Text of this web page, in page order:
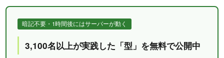
暗記不要・1時間後にはサーバーが動く
3,100名以上が実践した「型」を無料で公開中